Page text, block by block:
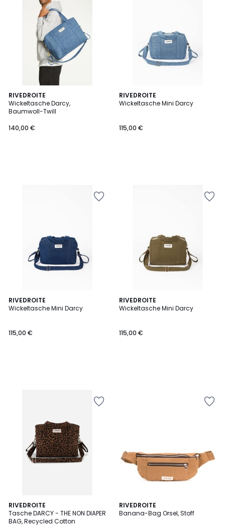
RIVEDROITE
Wickeltasche Darcy,
Baumwoll-Twill
140,00 €
RIVEDROITE
Wickeltasche Mini Darcy
115,00 €
RIVEDROITE
Wickeltasche Mini Darcy
115,00 €
RIVEDROITE
Wickeltasche Mini Darcy
115,00 €
RIVEDROITE
Tasche DARCY - THE NON DIAPER
BAG, Recycled Cotton
RIVEDROITE
Banana-Bag Orsel, Stoff